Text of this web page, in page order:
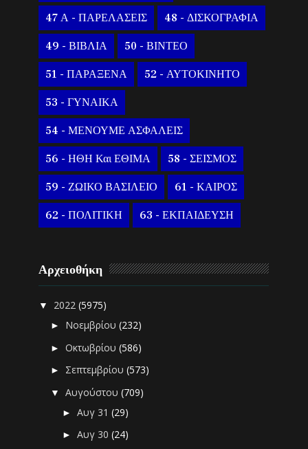
47 Α - ΠΑΡΕΛΑΣΕΙΣ 48 - ΔΙΣΚΟΓΡΑΦΙΑ
49 - ΒΙΒΛΙΑ 50 - ΒΙΝΤΕΟ
51 - ΠΑΡΑΞΕΝΑ 52 - ΑΥΤΟΚΙΝΗΤΟ
53 - ΓΥΝΑΙΚΑ
54 - ΜΕΝΟΥΜΕ ΑΣΦΑΛΕΙΣ
56 - ΗΘΗ Και ΕΘΙΜΑ 58 - ΣΕΙΣΜΟΣ
59 - ΖΩΙΚΟ ΒΑΣΙΛΕΙΟ 61 - ΚΑΙΡΟΣ
62 - ΠΟΛΙΤΙΚΗ 63 - ΕΚΠΑΙΔΕΥΣΗ
Αρχειοθήκη
▼ 2022(5975)
► Νοεμβρίου(232)
►Οκτωβρίου(586)
► Σεπτεμβρίου(573)
▼Αυγούστου(709)
►Αυγ 31(29)
►Αυγ 30(24)